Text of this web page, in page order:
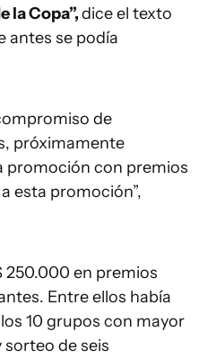
la Copa”,dice el texto
antes se podía
de
próximamente
promoción con premios
esta promoción”,
250.000 en premios
Entre ellos había
10 grupos con mayor
de seis